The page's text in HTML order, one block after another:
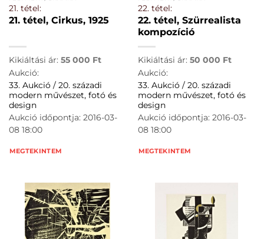
21. tétel:
21. tétel, Cirkus, 1925
Kikiáltási ár: 55 000 Ft
Aukció:
33. Aukció / 20. századi
modern művészet, fotó és
design
Aukció időpontja: 2016-03-
08 18:00
MEGTEKINTEM
22. tétel:
22. tétel, Szürrealista
kompozíció
Kikiáltási ár: 50 000 Ft
Aukció:
33. Aukció / 20. századi
modern művészet, fotó és
design
Aukció időpontja: 2016-03-
08 18:00
MEGTEKINTEM